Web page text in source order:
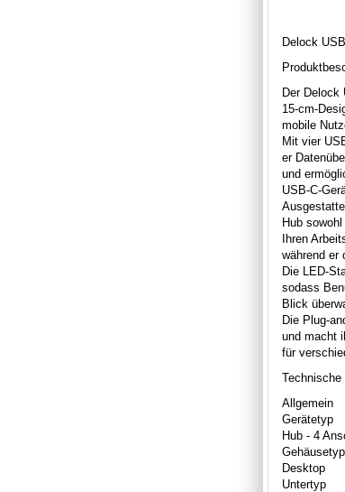
Delock
Der Delock
15-cm-
mobile
Mit vier
er
und
USB-C-
Hub
Ihren
während er
Die LED-
sodass
Blick
Die Plug-
und macht
für
Technische
Allgemein
Gerätetyp
Hub - 4
Gehäusetyp
Desktop
Untertyp